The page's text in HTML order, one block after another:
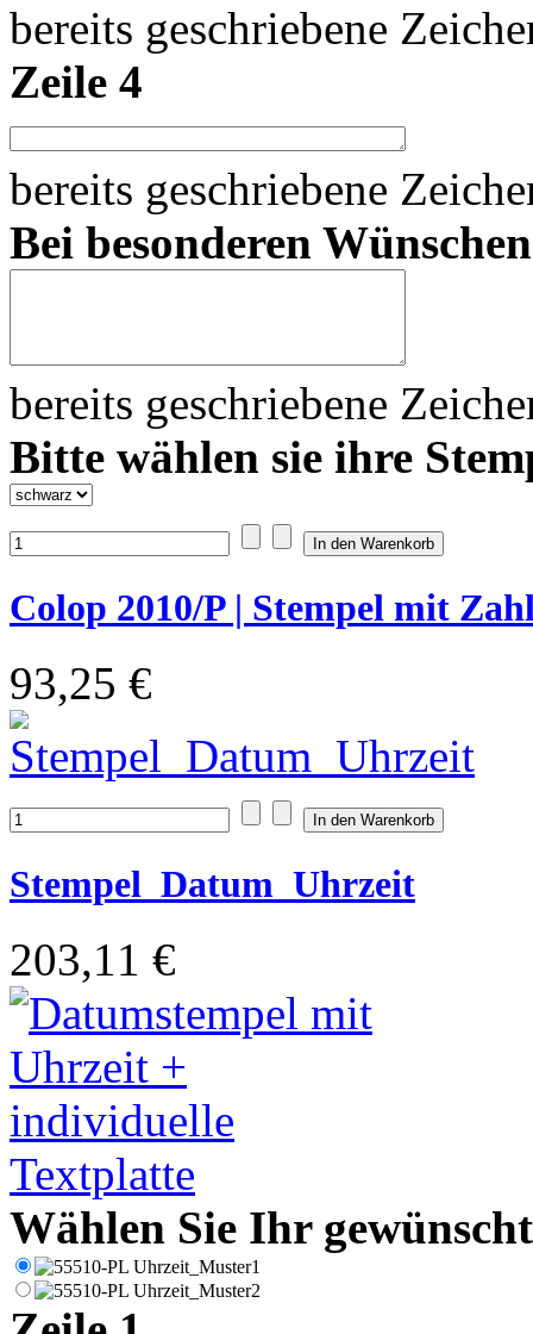
bereits geschriebene
Zeile 4
bereits geschriebene
Bei besonderen
bereits geschriebene
Bitte wählen sie ihre
Colop 2010/P | Stempel mit
93,25 €
Stempel_Datum_Uhrzeit
203,11 €
Wählen Sie Ihr